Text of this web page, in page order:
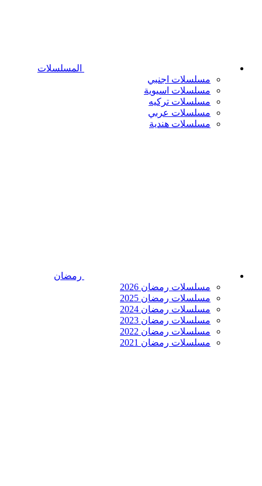
المسلسلات
مسلسلات اجنبي
مسلسلات اسيوية
مسلسلات تركيه
مسلسلات عربي
مسلسلات هندية
رمضان
مسلسلات رمضان 2026
مسلسلات رمضان 2025
مسلسلات رمضان 2024
مسلسلات رمضان 2023
مسلسلات رمضان 2022
مسلسلات رمضان 2021